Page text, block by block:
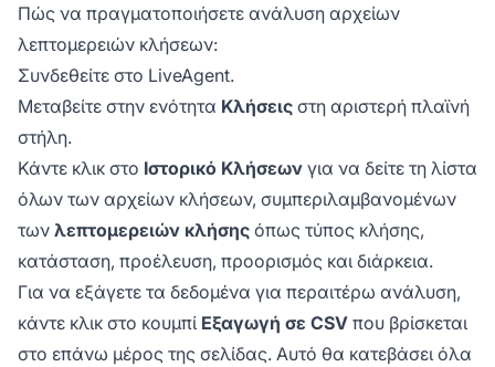
Πώς να πραγματοποιήσετε ανάλυση αρχείων
λεπτομερειών κλήσεων:
Συνδεθείτε στο LiveAgent.
Μεταβείτε στην ενότητα Κλήσεις στη αριστερή πλαϊνή
στήλη.
Κάντε κλικ στο Ιστορικό Κλήσεων για να δείτε τη λίστα
όλων των αρχείων κλήσεων, συμπεριλαμβανομένων
των λεπτομερειών κλήσης όπως τύπος κλήσης,
κατάσταση, προέλευση, προορισμός και διάρκεια.
Για να εξάγετε τα δεδομένα για περαιτέρω ανάλυση,
κάντε κλικ στο κουμπί Εξαγωγή σε CSV που βρίσκεται
στο επάνω μέρος της σελίδας. Αυτό θα κατεβάσει όλα